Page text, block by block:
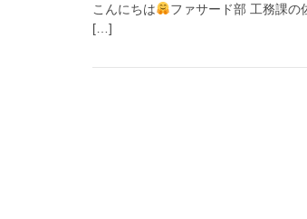
こんにちは ファサード部 工務課の
[…]